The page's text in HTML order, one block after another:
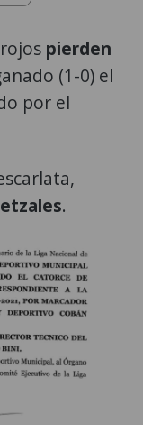
pierden
(1-0) el
por el
.